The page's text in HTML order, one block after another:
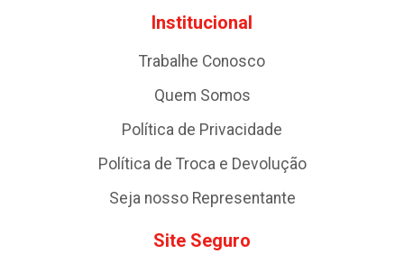
Institucional
Trabalhe Conosco
Quem Somos
Política de Privacidade
Política de Troca e Devolução
Seja nosso Representante
Site Seguro